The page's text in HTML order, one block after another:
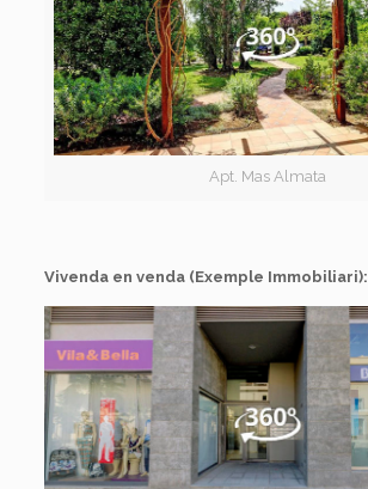
Apt. Mas Almata
Vivenda en venda (Exemple Immobiliari):